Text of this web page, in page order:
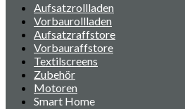
Aufsatzrollladen
Vorbaurollladen
Aufsatzraffstore
Vorbauraffstore
Textilscreens
Zubehör
Motoren
Smart Home